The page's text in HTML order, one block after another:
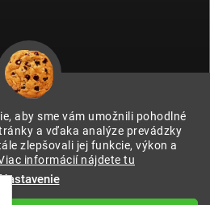
aby sme vám umožnili pohodlné
a vďaka analýze prevádzky
zlepšovali jej funkcie, výkon a
informácií nájdete tu